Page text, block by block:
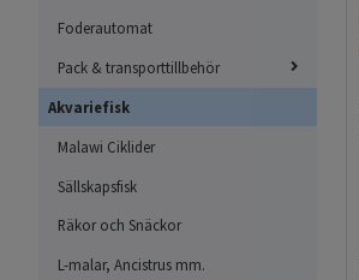
Foderautomat
Pack & transporttillbehör
Akvariefisk
Malawi Ciklider
Sällskapsfisk
Räkor och Snäckor
L-malar, Ancistrus mm.